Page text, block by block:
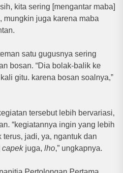
kita sering [mengantar maba]
mungkin juga karena maba
satu gugusnya sering
bosan. “Dia bolak-balik ke
gitu. karena bosan soalnya,”
tersebut lebih bervariasi,
“kegiatannya ingin yang lebih
jadi, ya, ngantuk dan
capek juga, lho,” ungkapnya.